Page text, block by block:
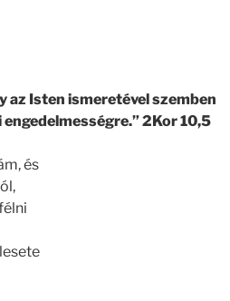
az Isten ismeretével szemben
2Kor 10,5
és